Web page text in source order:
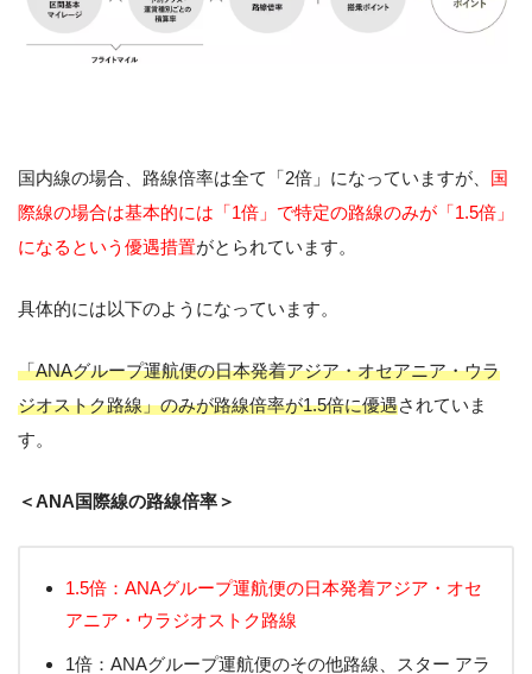
国内線の場合、路線倍率は全て「2倍」になっていますが、 国
際線の場合は基本的には「1倍」で特定の路線のみが「1.5倍」
になるという優遇措置がとられています。
具体的には以下のようになっています。
「ANAグループ運航便の日本発着アジア・オセアニア・ウラ
ジオストク路線」のみが路線倍率が1.5倍に優遇されていま
す。
＜ANA国際線の路線倍率＞
1.5倍：ANAグループ運航便の日本発着アジア・オセ
アニア・ウラジオストク路線
1倍：ANAグループ運航便のその他路線、スター アラ